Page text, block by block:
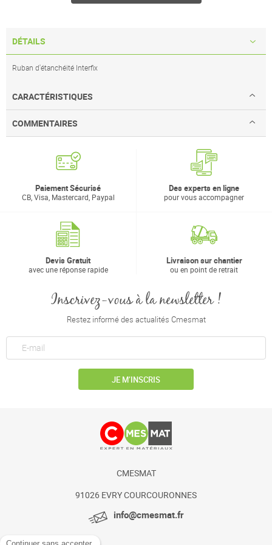
DÉTAILS
Ruban d'étanchéité Interfix
CARACTÉRISTIQUES
COMMENTAIRES
Paiement Sécurisé
CB, Visa, Mastercard, Paypal
Des experts en ligne
pour vous accompagner
Devis Gratuit
avec une réponse rapide
Livraison sur chantier
ou en point de retrait
Inscrivez-vous à la newsletter !
Restez informé des actualités Cmesmat
JE M’INSCRIS
CMESMAT
91026 EVRY COURCOURONNES
info@cmesmat.fr